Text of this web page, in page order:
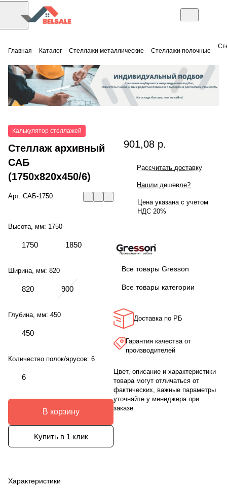
Главная Каталог Стеллажи металлические Стеллажи полочные
Калькулятор стеллажей
Стеллаж архивный
САБ
(1750x820x450/6)
Арт. САБ-1750
Высота, мм: 1750
1750 1850
Ширина, мм: 820
820 900
Глубина, мм: 450
450
Количество полок/ярусов: 6
6
В корзину
Купить в 1 клик
Характеристики
901,08 р.
Рассчитать доставку
Нашли дешевле?
Цена указана с учетом
НДС 20%
Все товары Gresson
Все товары категории
Доставка по РБ
Гарантия качества от
производителей
Цвет, описание и характеристики
товара могут отличаться от
фактических, важные параметры
уточняйте у менеджера при
заказе.